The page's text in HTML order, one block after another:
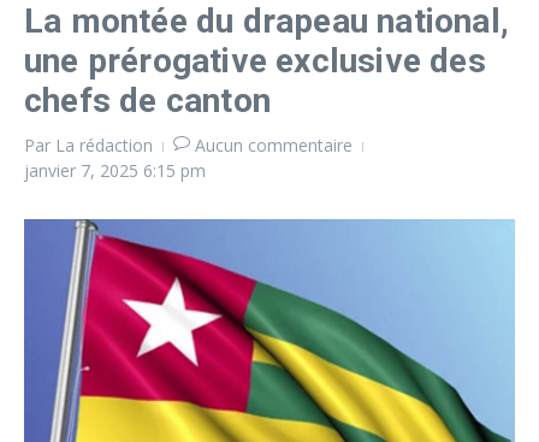
La montée du drapeau national,
une prérogative exclusive des
chefs de canton
Par La rédaction
Aucun commentaire
janvier 7, 2025 6:15 pm